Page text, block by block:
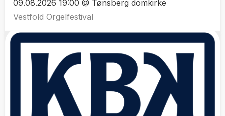
09.08.2026 19:00 @ Tønsberg domkirke
Vestfold Orgelfestival